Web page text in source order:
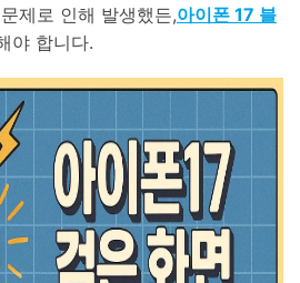
제로 인해 발생했든,아이폰 17 블
야 합니다.